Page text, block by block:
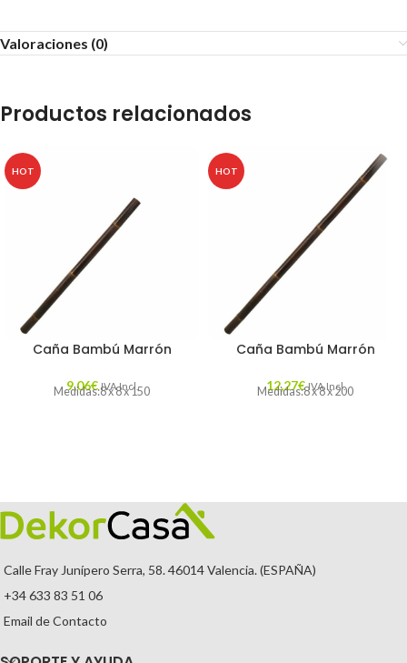
Valoraciones (0)
Productos relacionados
HOT
Caña Bambú Marrón
9,06€ IVA Incl.
Medidas:8 x 8 x 150
HOT
Caña Bambú Marrón
12,27€ IVA Incl.
Medidas:8 x 8 x 200
Calle Fray Junípero Serra, 58. 46014 Valencia. (ESPAÑA)
+34 633 83 51 06
Email de Contacto